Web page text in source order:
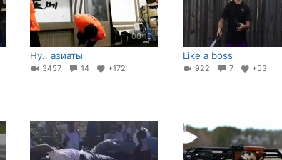
00:10
Ну.. азиаты
3457 14 +172
Like a boss
922 7 +53